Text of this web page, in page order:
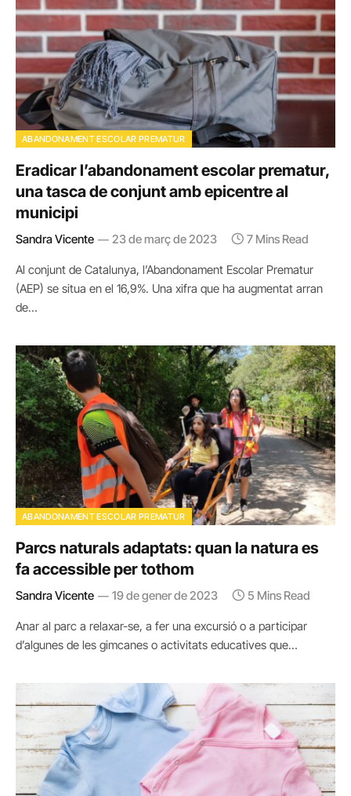
ABANDONAMENT ESCOLAR PREMATUR
Eradicar l’abandonament escolar prematur,
una tasca de conjunt amb epicentre al
municipi
Sandra Vicente 23 de març de 2023 7 Mins Read
Al conjunt de Catalunya, l’Abandonament Escolar Prematur
(AEP) se situa en el 16,9%. Una xifra que ha augmentat arran
de…
ABANDONAMENT ESCOLAR PREMATUR
Parcs naturals adaptats: quan la natura es
fa accessible per tothom
Sandra Vicente 19 de gener de 2023 5 Mins Read
Anar al parc a relaxar-se, a fer una excursió o a participar
d’algunes de les gimcanes o activitats educatives que…